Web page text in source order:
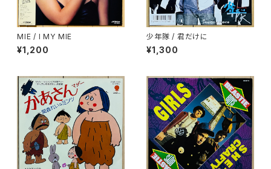
MIE / I MY MIE
¥1,200
少年隊 / 君だけに
¥1,300